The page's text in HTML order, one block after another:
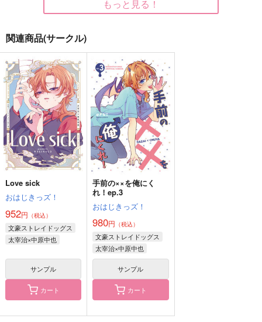
ノスタルジアに捧ぐ
Magnolial
1,001円（税込）
太宰治×中原中也
サンプル
作品詳細
巡り巡って恋ゴコロ
神楽工房
770円（税込）
太宰治×中原中也
サンプル
作品詳細
21gの肖像
ごへいかぷりっちょ！
もっと見る！
関連商品(サークル)
Love sick
おはじきっズ！
952円 （税込）
文豪ストレイドッグス
太宰治×中原中也
サンプル
カート
手前の××を俺にく
れ！ep.3
おはじきっズ！
980円 （税込）
文豪ストレイドッグス
太宰治×中原中也
サンプル
カート